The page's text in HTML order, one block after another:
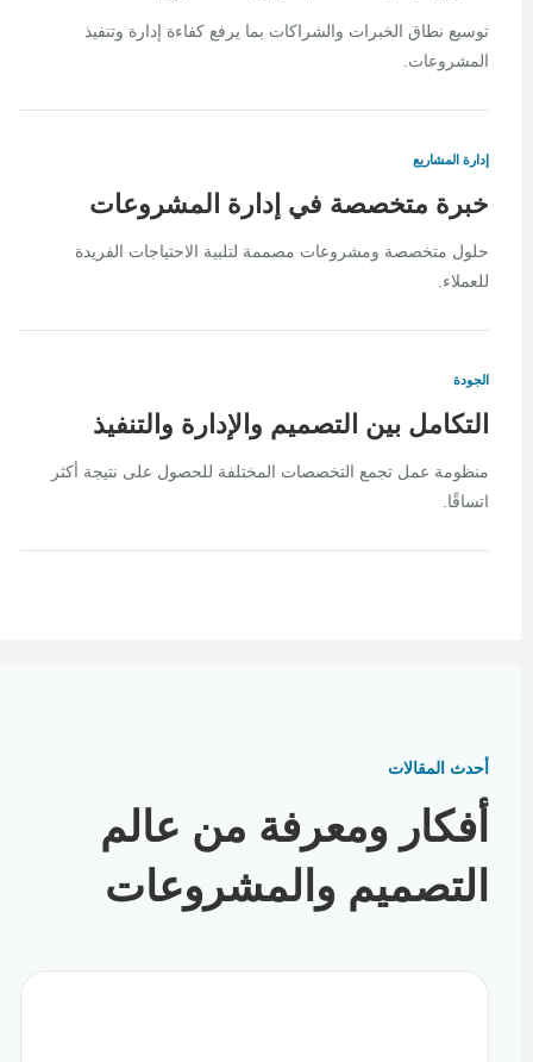
توسيع نطاق الخبرات والشراكات بما يرفع كفاءة إدارة وتنفيذ
المشروعات.
إدارة المشاريع
خبرة متخصصة في إدارة المشروعات
حلول متخصصة ومشروعات مصممة لتلبية الاحتياجات الفريدة
للعملاء.
الجودة
التكامل بين التصميم والإدارة والتنفيذ
منظومة عمل تجمع التخصصات المختلفة للحصول على نتيجة أكثر
اتساقًا.
أحدث المقالات
أفكار ومعرفة من عالم
التصميم والمشروعات